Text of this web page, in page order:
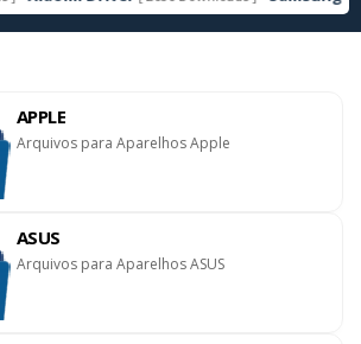
APPLE
Arquivos para Aparelhos Apple
ASUS
Arquivos para Aparelhos ASUS